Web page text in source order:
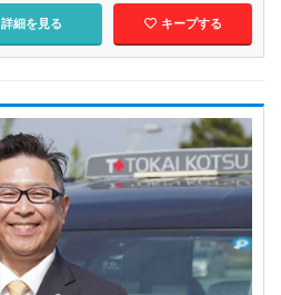
詳細を見る キープする